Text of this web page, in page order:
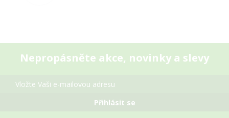
Nepropásněte akce, novinky a slevy
Přihlásit se